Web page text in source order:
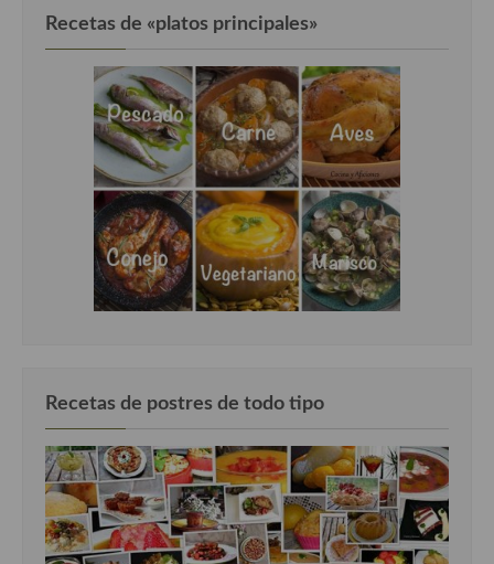
Cocina Aragonesa
Cocina Asturiana
Cocina Balear
Cocina Canaria
Cocina Castellana
Cocina Castilla – La Mancha
Cocina Extremeña
Cocina Madrileña
Cocina Murciana
Recetas de «platos principales»
Recetas de postres de todo tipo